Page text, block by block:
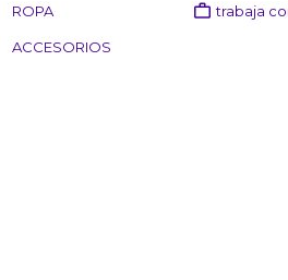
ROPA
ACCESORIOS
trabaja